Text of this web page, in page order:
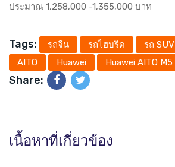
ประมาณ 1,258,000 -1,355,000 บาท
Tags: รถจีน รถไฮบริด รถ SUV
AITO
Huawei Huawei AITO M5
Share:
เนื้อหาที่เกี่ยวข้อง